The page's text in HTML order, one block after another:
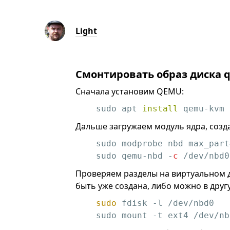
Light
Смонтировать образ диска
Сначала установим QEMU:
sudo apt install qemu-
Дальше загружаем модуль ядра,
sudo modprobe nbd
sudo qemu-nbd - c /dev/
Проверяем разделы на
быть уже создана, либо можно в
sudo fdisk -l /dev/nbd0
sudo mount -t ext4 /dev/